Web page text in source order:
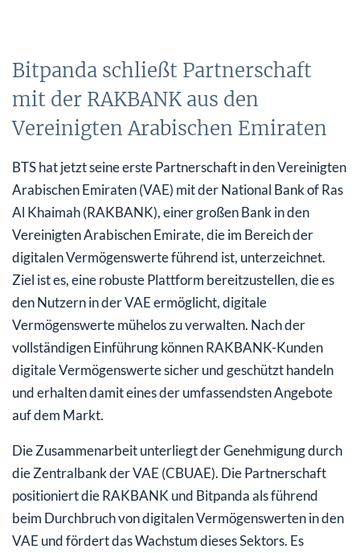
Bitpanda schließt Partnerschaft
mit der RAKBANK aus den
Vereinigten Arabischen Emiraten
BTS hat jetzt seine erste Partnerschaft in den Vereinigten
Arabischen Emiraten (VAE) mit der National Bank of Ras
Al Khaimah (RAKBANK), einer großen Bank in den
Vereinigten Arabischen Emirate, die im Bereich der
digitalen Vermögenswerte führend ist, unterzeichnet.
Ziel ist es, eine robuste Plattform bereitzustellen, die es
den Nutzern in der VAE ermöglicht, digitale
Vermögenswerte mühelos zu verwalten. Nach der
vollständigen Einführung können RAKBANK-Kunden
digitale Vermögenswerte sicher und geschützt handeln
und erhalten damit eines der umfassendsten Angebote
auf dem Markt.
Die Zusammenarbeit unterliegt der Genehmigung durch
die Zentralbank der VAE (CBUAE). Die Partnerschaft
positioniert die RAKBANK und Bitpanda als führend
beim Durchbruch von digitalen Vermögenswerten in den
VAE und fördert das Wachstum dieses Sektors. Es